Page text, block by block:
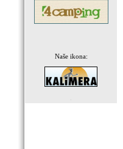
Naše ikona: